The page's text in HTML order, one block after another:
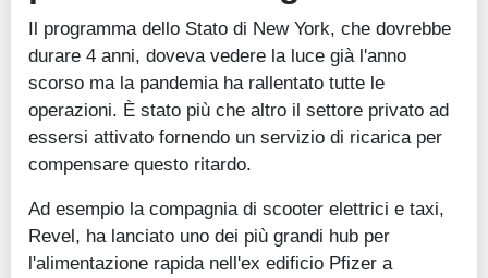
Il programma dello Stato di New York, che dovrebbe
durare 4 anni, doveva vedere la luce già l'anno
scorso ma la pandemia ha rallentato tutte le
operazioni. È stato più che altro il settore privato ad
essersi attivato fornendo un servizio di ricarica per
compensare questo ritardo.
Ad esempio la compagnia di scooter elettrici e taxi,
Revel, ha lanciato uno dei più grandi hub per
l'alimentazione rapida nell'ex edificio Pfizer a